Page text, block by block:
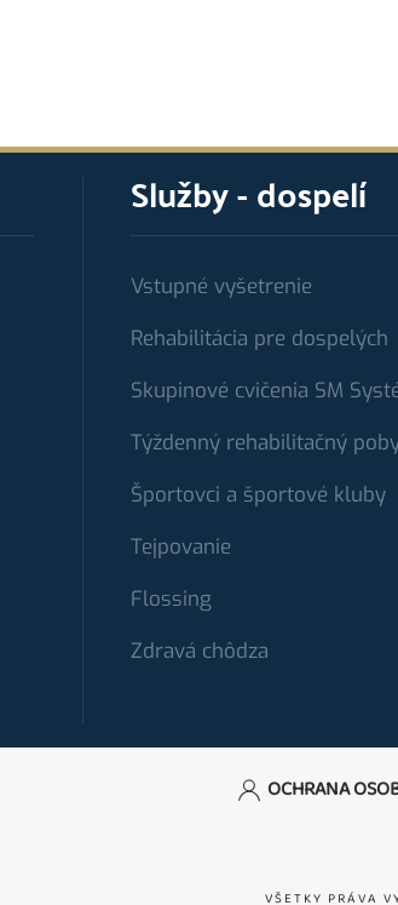
Služby - dospelí
Vstupné vyšetrenie
Rehabilitácia pre dospelých
Skupinové cvičenia SM
Týždenný rehabilitačný
Športovci a športové kluby
Tejpovanie
Flossing
Zdravá chôdza
OCHRANA
VŠETKY PRÁVA